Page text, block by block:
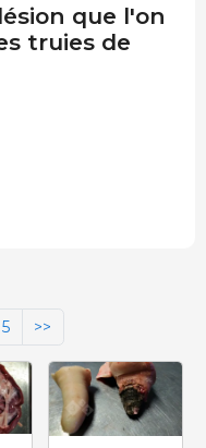
que l'on
truies de
5 >>